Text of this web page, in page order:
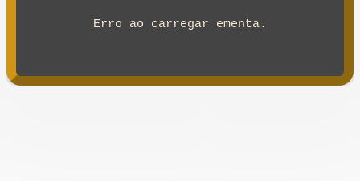
Erro ao carregar ementa.